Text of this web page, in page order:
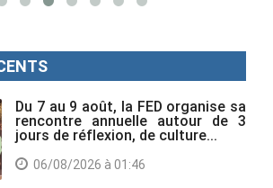
Du 7 au 9 août, la FED organise sa
rencontre annuelle autour de 3
jours de réflexion, de culture...
06/08/2026 à 01:46